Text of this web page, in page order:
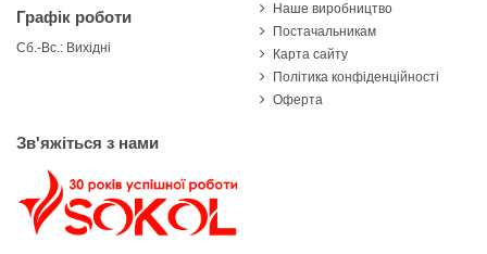
Графік роботи
Сб.-Вс.: Вихідні
Наше виробництво
Постачальникам
Карта сайту
Політика конфіденційності
Оферта
Зв'яжіться з нами